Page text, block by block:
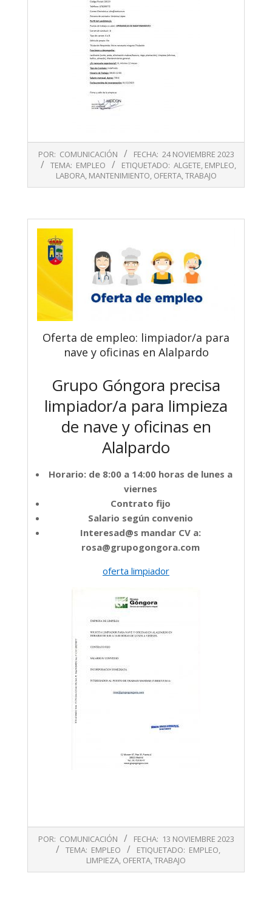
11-
POR: COMUNICACIÓN FECHA: 24 NOVIEMBRE 2023
TEMA: EMPLEO ETIQUETADO: ALGETE, EMPLEO,
LABORA, MANTENIMIENTO, OFERTA,TRABAJO
Oferta de empleo: limpiador/a para
nave y oficinas en Alalpardo
Grupo Góngora precisa
limpiador/a para limpieza
de nave y oficinas en
Alalpardo
Horario: de 8:00 a 14:00 horas de lunes a
viernes
Contrato fijo
Salario según convenio
Interesad@s mandar CV a:
rosa@grupogongora.com
oferta limpiador
11-
POR: COMUNICACIÓN FECHA: 13 NOVIEMBRE 2023
TEMA: EMPLEO ETIQUETADO: EMPLEO,
LIMPIEZA, OFERTA,TRABAJO